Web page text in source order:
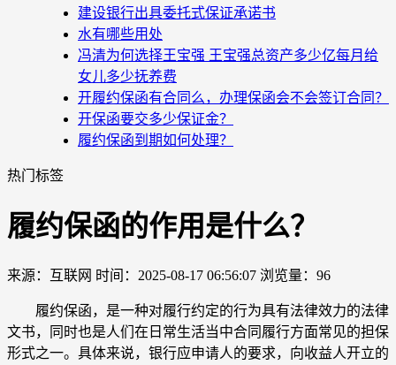
建设银行出具委托式保证承诺书
水有哪些用处
冯清为何选择王宝强 王宝强总资产多少亿每月给
女儿多少抚养费
开履约保函有合同么，办理保函会不会签订合同？
开保函要交多少保证金？
履约保函到期如何处理？
热门标签
履约保函的作用是什么？
来源：互联网 时间：2025-08-17 06:56:07 浏览量：96
履约保函，是一种对履行约定的行为具有法律效力的法律
文书，同时也是人们在日常生活当中合同履行方面常见的担保
形式之一。具体来说，银行应申请人的要求，向收益人开立的